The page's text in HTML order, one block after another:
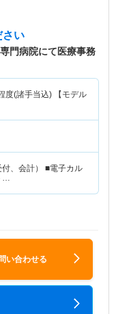
い
門病院にて医療事務
度(諸手当込) 【モデル
付、会計） ■電子カル
…
い合わせる